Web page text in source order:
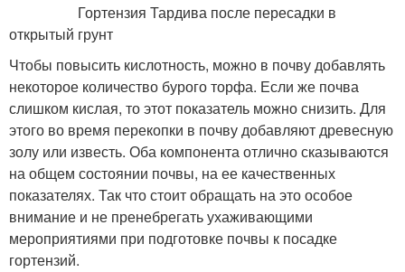
Гортензия Тардива после пересадки в
открытый грунт
Чтобы повысить кислотность, можно в почву добавлять
некоторое количество бурого торфа. Если же почва
слишком кислая, то этот показатель можно снизить. Для
этого во время перекопки в почву добавляют древесную
золу или известь. Оба компонента отлично сказываются
на общем состоянии почвы, на ее качественных
показателях. Так что стоит обращать на это особое
внимание и не пренебрегать ухаживающими
мероприятиями при подготовке почвы к посадке
гортензий.